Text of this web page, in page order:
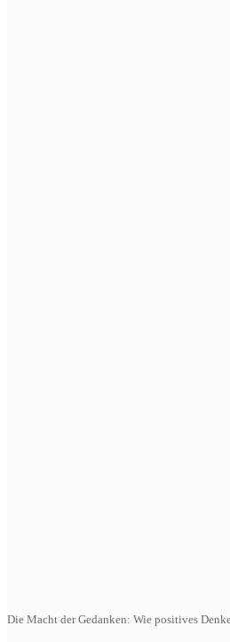
Die Macht der Gedanken: Wie positives